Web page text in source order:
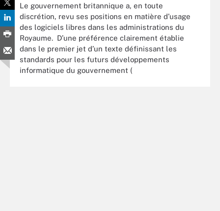
Le gouvernement britannique a, en toute
discrétion, revu ses positions en matière d’usage
des logiciels libres dans les administrations du
Royaume. D’une préférence clairement établie
dans le premier jet d’un texte définissant les
standards pour les futurs développements
informatique du gouvernement (